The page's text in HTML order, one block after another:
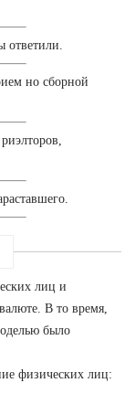
но сборной
лиц и
В то время,
было
физических лиц: